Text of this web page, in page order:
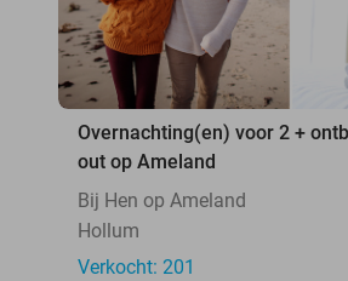
Overnachting(en) voor 2 +
out op Ameland
Bij Hen op Ameland
Hollum
Verkocht: 201